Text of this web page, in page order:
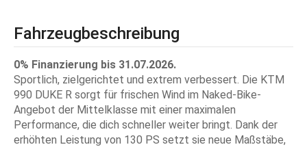
Fahrzeugbeschreibung
0% Finanzierung bis 31.07.2026.
Sportlich, zielgerichtet und extrem verbessert. Die KTM
990 DUKE R sorgt für frischen Wind im Naked-Bike-
Angebot der Mittelklasse mit einer maximalen
Performance, die dich schneller weiter bringt. Dank der
erhöhten Leistung von 130 PS setzt sie neue Maßstäbe,